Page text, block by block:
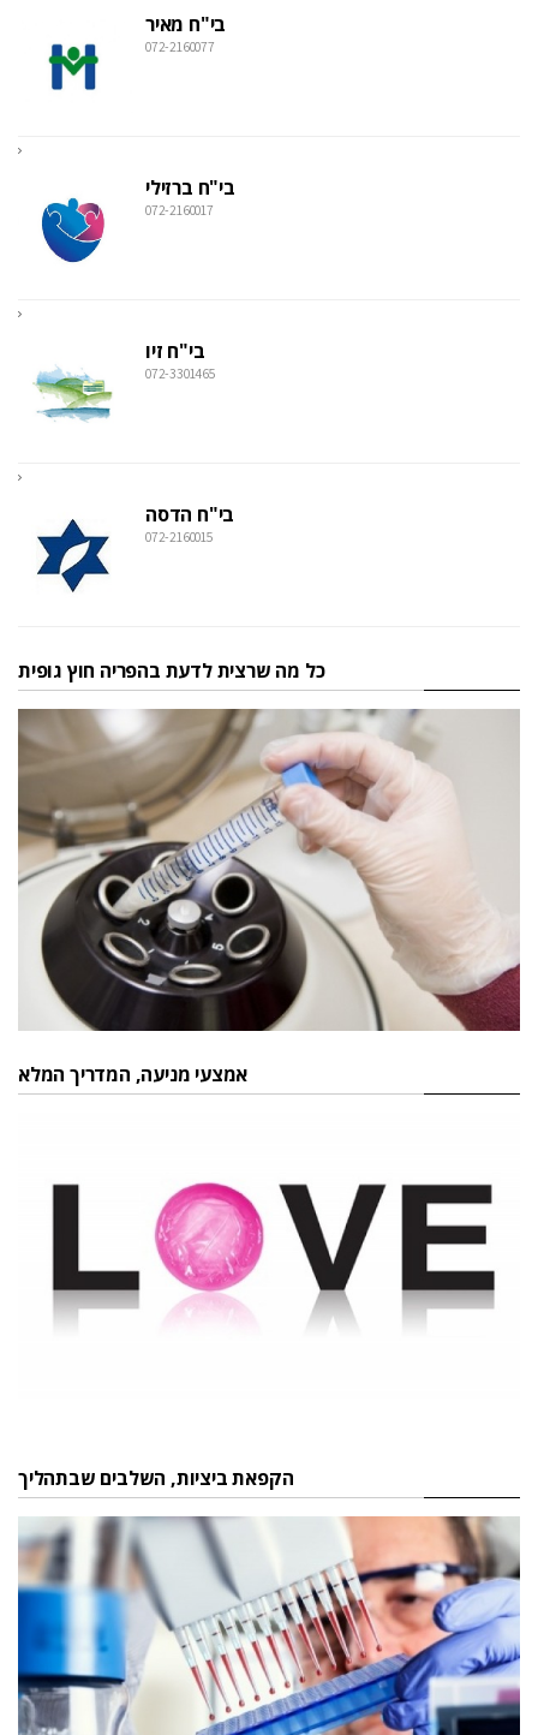
בי"ח מאיר
072-2160077
בי"ח ברזילי
072-2160017
בי"ח זיו
072-3301465
בי"ח הדסה
072-2160015
כל מה שרצית לדעת בהפריה חוץ גופית
אמצעי מניעה, המדריך המלא
הקפאת ביציות, השלבים שבתהליך